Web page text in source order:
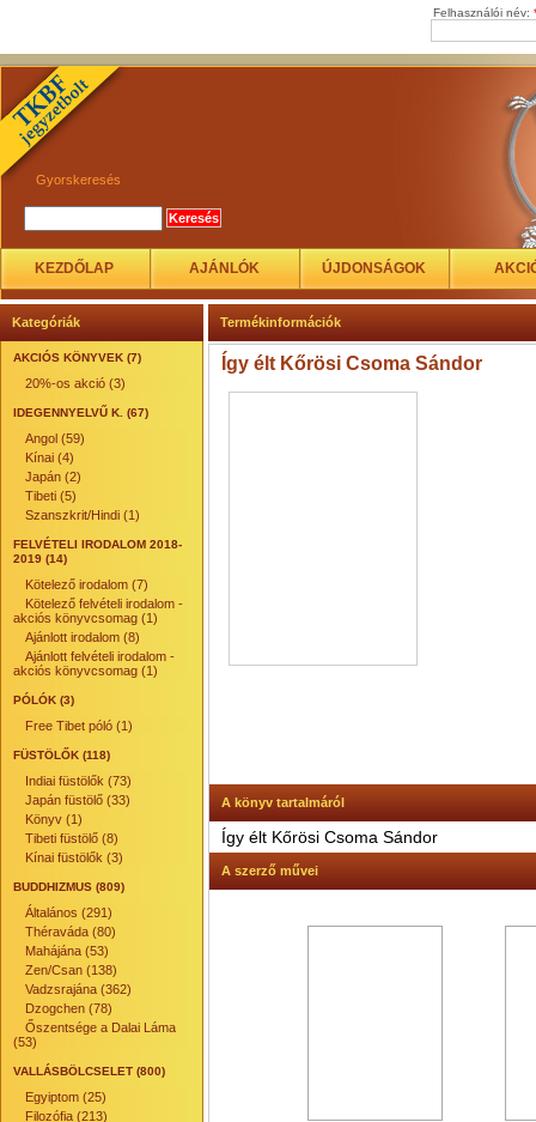
Felhasználói név:
Gyorskeresés
KEZDŐLAP AJÁNLÓK ÚJDONSÁGOK
Kategóriák
AKCIÓS KÖNYVEK (7)
20%-os akció (3)
IDEGENNYELVŰ K. (67)
Angol (59)
Kínai (4)
Japán (2)
Tibeti (5)
Szanszkrit/Hindi (1)
FELVÉTELI IRODALOM 2018-
2019 (14)
Kötelező irodalom (7)
Kötelező felvételi irodalom -
akciós könyvcsomag (1)
Ajánlott irodalom (8)
Ajánlott felvételi irodalom -
akciós könyvcsomag (1)
PÓLÓK (3)
Free Tibet póló (1)
FÜSTÖLŐK (118)
Indiai füstölők (73)
Japán füstölő (33)
Könyv (1)
Tibeti füstölő (8)
Kínai füstölők (3)
BUDDHIZMUS (809)
Általános (291)
Théraváda (80)
Mahájána (53)
Zen/Csan (138)
Vadzsrajána (362)
Dzogchen (78)
Őszentsége a Dalai Láma
(53)
VALLÁSBÖLCSELET (800)
Egyiptom (25)
Filozófia (213)
Termékinformációk
Így élt Kőrösi Csoma Sándor
A könyv tartalmáról
Így élt Kőrösi Csoma Sándor
A szerző művei